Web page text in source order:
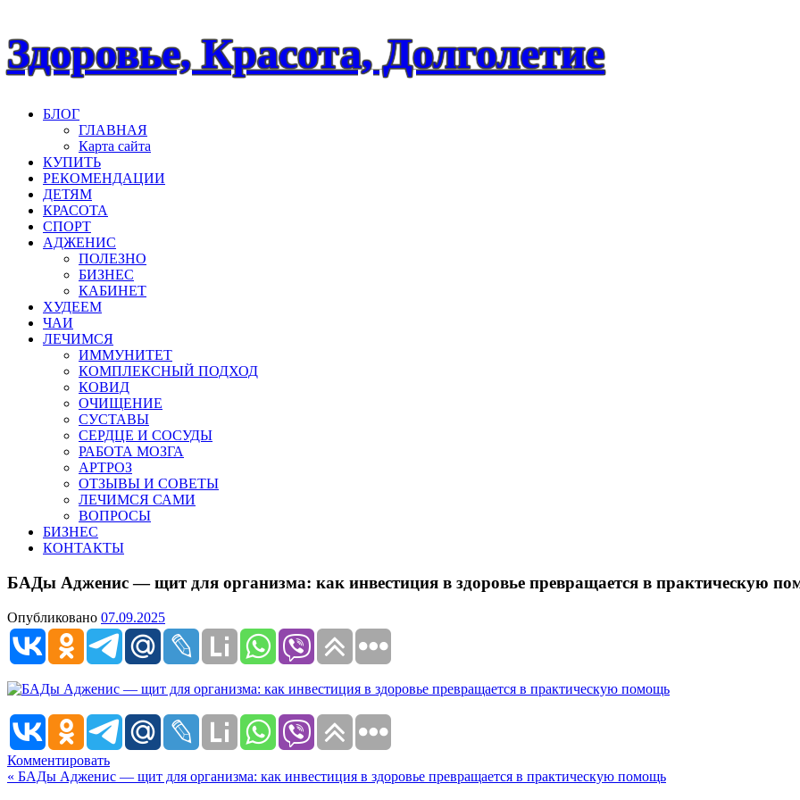
Наверх
Здоровье, Красота, Долголетие
БЛОГ
ГЛАВНАЯ
Карта сайта
КУПИТЬ
РЕКОМЕНДАЦИИ
ДЕТЯМ
КРАСОТА
СПОРТ
АДЖЕНИС
ПОЛЕЗНО
БИЗНЕС
КАБИНЕТ
ХУДЕЕМ
ЧАИ
ЛЕЧИМСЯ
ИММУНИТЕТ
КОМПЛЕКСНЫЙ ПОДХОД
КОВИД
ОЧИЩЕНИЕ
СУСТАВЫ
СЕРДЦЕ И СОСУДЫ
РАБОТА МОЗГА
АРТРОЗ
ОТЗЫВЫ И СОВЕТЫ
ЛЕЧИМСЯ САМИ
ВОПРОСЫ
БИЗНЕС
КОНТАКТЫ
БАДы Адженис — щит для организма: как инвестиция в здоровье превращается в практическую
Опубликовано 07.09.2025
Комментировать
Навигация
« БАДы Адженис — щит для организма: как инвестиция в здоровье превращается в практическую помощь